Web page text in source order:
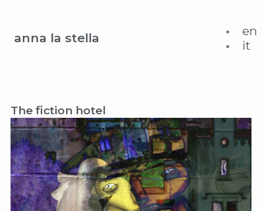
anna la stella
en
it
The fiction hotel